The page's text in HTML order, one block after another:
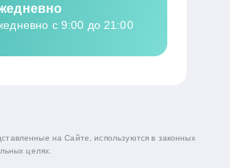
с 9:00 до 21:00
на Сайте, используются в законных
целях.